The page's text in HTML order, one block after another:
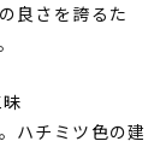
良さを誇るた
ハチミツ色の建